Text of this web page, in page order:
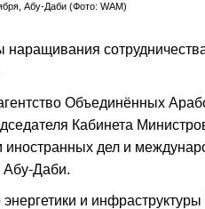
Абу-Даби (Фото: WAM)
Объединённых
Кабинета
дел и
Абу-Даби.
энергетики и